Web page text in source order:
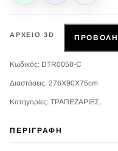
ΑΡΧΕΊΟ 3D ΠΡΟΒΟΛΉ
Κωδικός: DTR0058-C
Διαστάσεις: 276X90X75cm
Κατηγορίες: ΤΡΑΠΕΖΑΡΙΕΣ,
ΠΕΡΙΓΡΑΦΉ